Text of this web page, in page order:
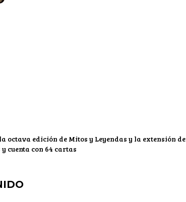
octava edición de Mitos y Leyendas y la extensión de
cuenta con 64 cartas